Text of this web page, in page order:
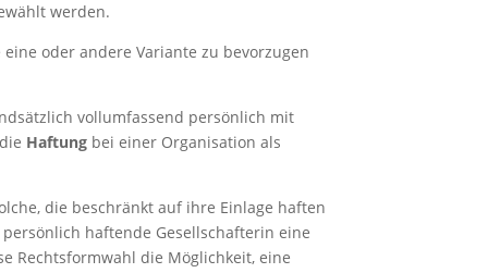
werden.
oder andere Variante zu bevorzugen
vollumfassend persönlich mit
Haftung bei einer Organisation als
die beschränkt auf ihre Einlage haften
haftende Gesellschafterin eine
Rechtsformwahl die Möglichkeit, eine